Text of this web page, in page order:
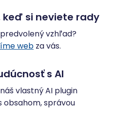
keď si neviete rady
vzhľad?
web za vás.
s AI
vlastný AI plugin
obsahom, správou